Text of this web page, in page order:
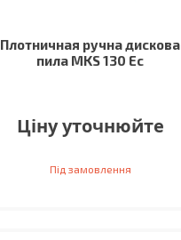
Плотничная ручна дискова
пила MKS 130 Ec
Ціну уточнюйте
Під замовлення